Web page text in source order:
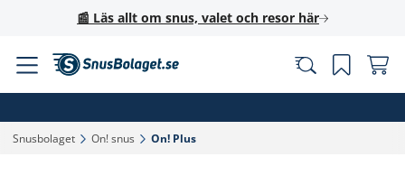
📰 Läs allt om snus, valet och resor här
Snusbolaget‎ On! snus‎ On! Plus‎